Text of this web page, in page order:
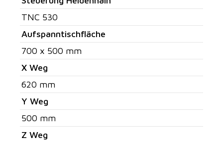
TNC 530
Aufspanntischfläche
700 x 500 mm
X Weg
620 mm
Y Weg
500 mm
Z Weg